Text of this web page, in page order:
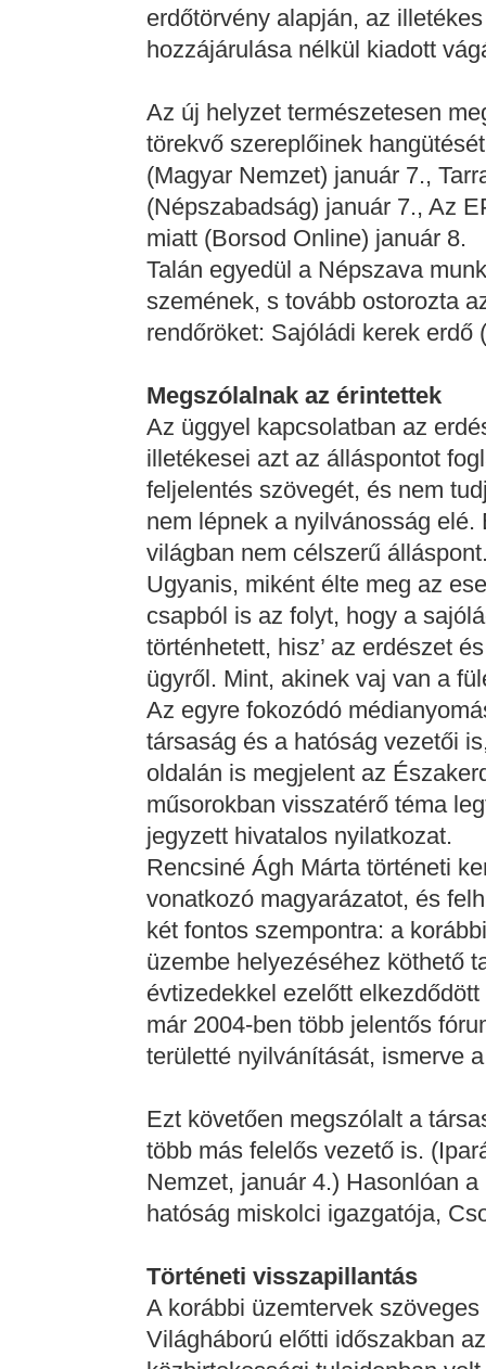
erdőtörvény alapján, az
hozzájárulása nélkül kiadott
Az új helyzet természetesen
törekvő szereplőinek
(Magyar Nemzet) január 7.,
(Népszabadság) január 7., Az
miatt (Borsod Online) január 8.
Talán egyedül a Népszava
szemének, s tovább ostorozta
rendőröket: Sajóládi kerek erdő
Megszólalnak az érintettek
Az üggyel kapcsolatban az
illetékesei azt az álláspontot
feljelentés szövegét, és nem
nem lépnek a nyilvánosság
világban nem célszerű
Ugyanis, miként élte meg az
csapból is az folyt, hogy a
történhetett, hisz’ az erdészet
ügyről. Mint, akinek vaj van a
Az egyre fokozódó
társaság és a hatóság vezetői
oldalán is megjelent az
műsorokban visszatérő téma
jegyzett hivatalos nyilatkozat.
Rencsiné Ágh Márta történeti
vonatkozó magyarázatot, és
két fontos szempontra: a
üzembe helyezéséhez köthető
évtizedekkel ezelőtt
már 2004-ben több jelentős
területté nyilvánítását, ismerve
Ezt követően megszólalt a
több más felelős vezető is.
Nemzet, január 4.) Hasonlóan
hatóság miskolci igazgatója,
Történeti visszapillantás
A korábbi üzemtervek
Világháború előtti időszakban